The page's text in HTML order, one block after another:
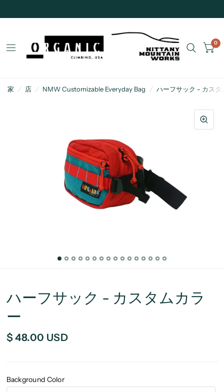
0
家 / 店 / NMW Customizable Everyday Bag / ハーフサック - カスタ
ハーフサック - カスタムカラ
ー
$ 48.00 USD
Background Color